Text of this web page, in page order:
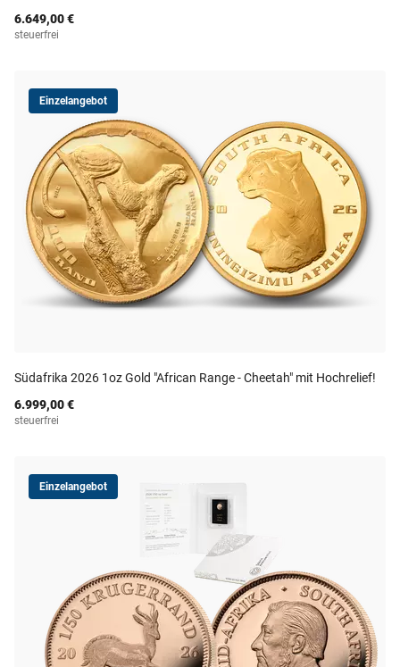
6.649,00 €
steuerfrei
Einzelangebot
Südafrika 2026 1oz Gold "African Range - Cheetah" mit Hochrelief!
6.999,00 €
steuerfrei
Einzelangebot